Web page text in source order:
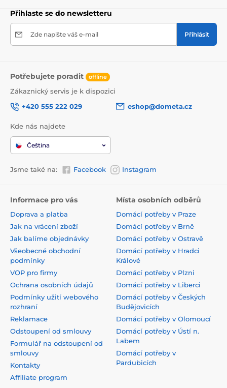
Přihlaste se do newsletteru
Zde napište váš e-mail Přihlásit
Potřebujete poradit offline
Zákaznický servis je k dispozici
+420 555 222 029
eshop@dometa.cz
Kde nás najdete
Čeština
Jsme také na: Facebook Instagram
Informace pro vás
Doprava a platba
Jak na vrácení zboží
Jak balíme objednávky
Všeobecné obchodní
podmínky
VOP pro firmy
Ochrana osobních údajů
Podmínky užití webového
rozhraní
Reklamace
Odstoupení od smlouvy
Formulář na odstoupení od
smlouvy
Kontakty
Affiliate program
Místa osobních odběrů
Domácí potřeby v Praze
Domácí potřeby v Brně
Domácí potřeby v Ostravě
Domácí potřeby v Hradci
Králové
Domácí potřeby v Plzni
Domácí potřeby v Liberci
Domácí potřeby v Českých
Budějovicích
Domácí potřeby v Olomoucí
Domácí potřeby v Ústí n.
Labem
Domácí potřeby v
Pardubicích